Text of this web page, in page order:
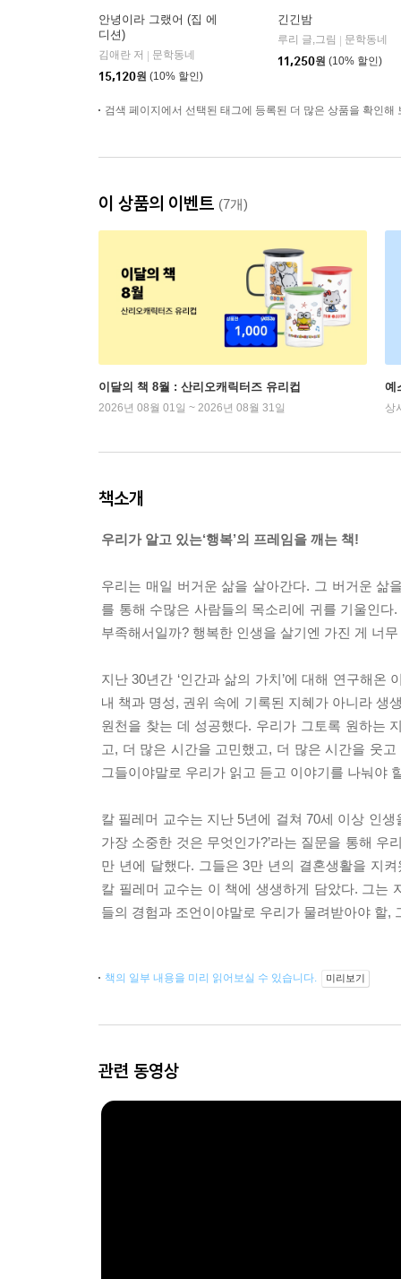
안녕이라 그랬어 (집 에
디션)
김애란 저
문학동네
15,120원 (10% 할인)
긴긴밤
루리 글,그림
문학동네
11,250원 (10% 할인)
검색 페이지에서 선택된 태그에 등록된 더 많은 상품을 확인해
이 상품의 이벤트 (7개)
이달의 책 8월 : 산리오캐릭터즈 유리컵
2026년 08월 01일 ~ 2026년 08월 31일
예
상
책소개
우리가 알고 있는‘행복’의 프레임을 깨는 책!
우리는 매일 버거운 삶을 살아간다. 그 버거운 삶
를 통해 수많은 사람들의 목소리에 귀를 기울인
부족해서일까? 행복한 인생을 살기엔 가진 게 너
지난 30년간 ‘인간과 삶의 가치’에 대해 연구해
내 책과 명성, 권위 속에 기록된 지혜가 아니라 생
원천을 찾는 데 성공했다. 우리가 그토록 원하는
고, 더 많은 시간을 고민했고, 더 많은 시간을 웃
그들이야말로 우리가 읽고 듣고 이야기를 나눠야
칼 필레머 교수는 지난 5년에 걸쳐 70세 이상 인
가장 소중한 것은 무엇인가?’라는 질문을 통해
만 년에 달했다. 그들은 3만 년의 결혼생활을 지
칼 필레머 교수는 이 책에 생생하게 담았다. 그는
들의 경험과 조언이야말로 우리가 물려받아야 할,
책의 일부 내용을 미리 읽어보실 수 있습니다. 미리보기
관련 동영상